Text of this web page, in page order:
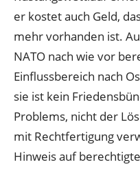
er kostet auch Geld,
mehr vorhanden ist.
NATO nach wie vor
Einflussbereich nach
sie ist kein
Problems, nicht der
mit Rechtfertigung
Hinweis auf